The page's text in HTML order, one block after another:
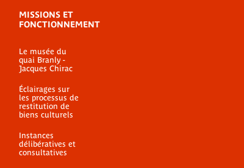
MISSIONS ET
FONCTIONNEMENT
Le musée du
quai Branly -
Jacques Chirac
Éclairages sur
les processus de
restitution de
biens culturels
Instances
délibératives et
consultatives